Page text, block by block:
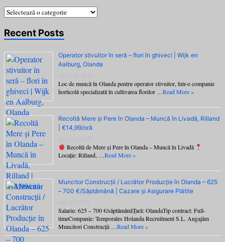
Categorii
Recent Posts
Operator stivuitor în seră – flori în ghiveci | Wijk en
Aalburg, Olanda
Loc de muncă în Olanda pentru operator stivuitor, într-o companie
horticolă specializată în cultivarea florilor …Read More »
Recoltă Mere și Pere în Olanda – Muncă în Livadă, Rilland
| €14,99/oră
Recoltă de Mere și Pere în Olanda – Muncă în Livadă
Locație: Rilland, …Read More »
Muncitor Construcții / Lucrător Producție în Olanda – 625
– 700 €/Săptămână | Cazare și Asigurare Plătite
Salariu: 625 – 700 €/săptămânăȚară: OlandaTip contract: Full-
timeCompanie: Temporales Holanda Recruitment S.L. Angajăm
Muncitori Construcții …Read More »